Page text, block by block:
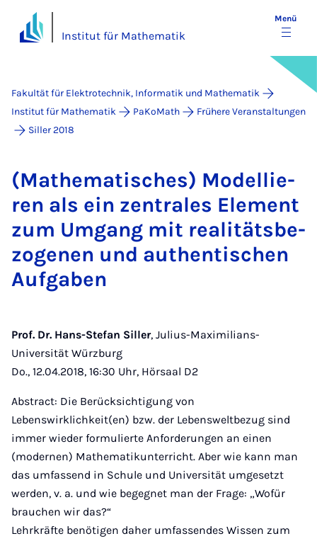
Institut für Mathematik
Menü
Fakultät für Elektrotechnik, Informatik und Mathematik
Institut für Mathematik
PaKoMath
Frühere Veranstaltungen
Siller 2018
(Ma­the­ma­ti­sches) Mo­del­lie­
ren als ein zen­tra­les Ele­ment
zum Um­gang mit re­a­li­täts­be­
zo­ge­nen und au­then­ti­schen
Auf­ga­ben
Prof. Dr. Hans-Stefan Siller, Julius-Maximilians-
Universität Würzburg
Do., 12.04.2018, 16:30 Uhr, Hörsaal D2
Abstract: Die Berücksichtigung von
Lebenswirklichkeit(en) bzw. der Lebensweltbezug sind
immer wieder formulierte Anforderungen an einen
(modernen) Mathematikunterricht. Aber wie kann man
das umfassend in Schule und Universität umgesetzt
werden, v. a. und wie begegnet man der Frage: „Wofür
brauchen wir das?“
Lehrkräfte benötigen daher umfassendes Wissen zum